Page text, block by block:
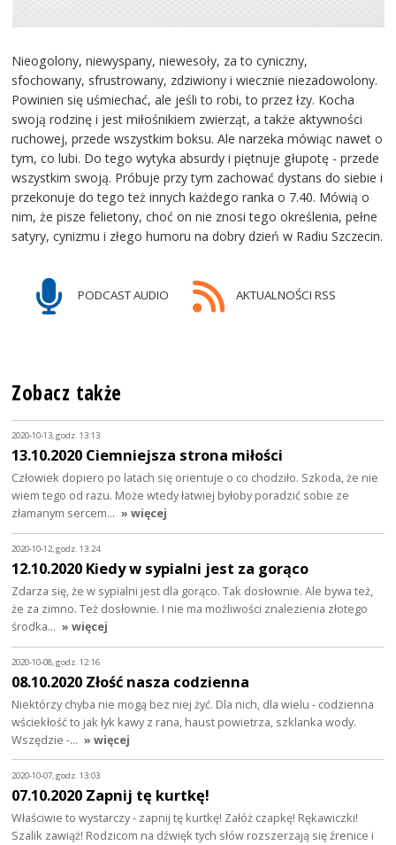
Nieogolony, niewyspany, niewesoły, za to cyniczny,
sfochowany, sfrustrowany, zdziwiony i wiecznie niezadowolony.
Powinien się uśmiechać, ale jeśli to robi, to przez łzy. Kocha
swoją rodzinę i jest miłośnikiem zwierząt, a także aktywności
ruchowej, przede wszystkim boksu. Ale narzeka mówiąc nawet o
tym, co lubi. Do tego wytyka absurdy i piętnuje głupotę - przede
wszystkim swoją. Próbuje przy tym zachować dystans do siebie i
przekonuje do tego też innych każdego ranka o 7.40. Mówią o
nim, że pisze felietony, choć on nie znosi tego określenia, pełne
satyry, cynizmu i złego humoru na dobry dzień w Radiu Szczecin.
PODCAST AUDIO AKTUALNOŚCI RSS
Zobacz także
2020-10-13, godz. 13:13
13.10.2020 Ciemniejsza strona miłości
Człowiek dopiero po latach się orientuje o co chodziło. Szkoda, że nie
wiem tego od razu. Może wtedy łatwiej byłoby poradzić sobie ze
złamanym sercem… » więcej
2020-10-12, godz. 13:24
12.10.2020 Kiedy w sypialni jest za gorąco
Zdarza się, że w sypialni jest dla gorąco. Tak dosłownie. Ale bywa też,
że za zimno. Też dosłownie. I nie ma możliwości znalezienia złotego
środka… » więcej
2020-10-08, godz. 12:16
08.10.2020 Złość nasza codzienna
Niektórzy chyba nie mogą bez niej żyć. Dla nich, dla wielu - codzienna
wściekłość to jak łyk kawy z rana, haust powietrza, szklanka wody.
Wszędzie -… » więcej
2020-10-07, godz. 13:03
07.10.2020 Zapnij tę kurtkę!
Właściwie to wystarczy - zapnij tę kurtkę! Załóż czapkę! Rękawiczki!
Szalik zawiąż! Rodzicom na dźwięk tych słów rozszerzają się źrenice i